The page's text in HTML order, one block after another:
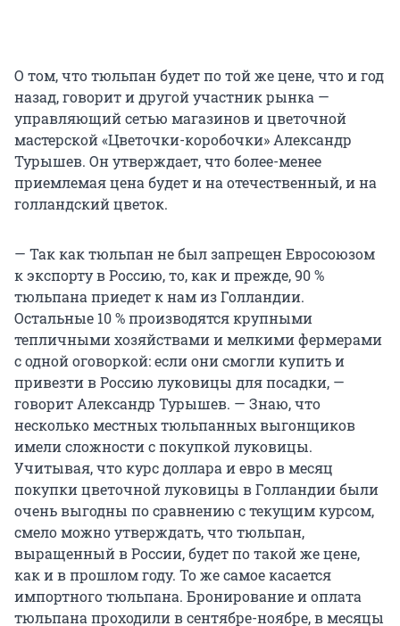
О том, что тюльпан будет по той же цене, что и год
назад, говорит и другой участник рынка —
управляющий сетью магазинов и цветочной
мастерской «Цветочки-коробочки» Александр
Турышев. Он утверждает, что более-менее
приемлемая цена будет и на отечественный, и на
голландский цветок.
— Так как тюльпан не был запрещен Евросоюзом
к экспорту в Россию, то, как и прежде, 90 %
тюльпана приедет к нам из Голландии.
Остальные 10 % производятся крупными
тепличными хозяйствами и мелкими фермерами
с одной оговоркой: если они смогли купить и
привезти в Россию луковицы для посадки, —
говорит Александр Турышев. — Знаю, что
несколько местных тюльпанных выгонщиков
имели сложности с покупкой луковицы.
Учитывая, что курс доллара и евро в месяц
покупки цветочной луковицы в Голландии были
очень выгодны по сравнению с текущим курсом,
смело можно утверждать, что тюльпан,
выращенный в России, будет по такой же цене,
как и в прошлом году. То же самое касается
импортного тюльпана. Бронирование и оплата
тюльпана проходили в сентябре-ноябре, в месяцы